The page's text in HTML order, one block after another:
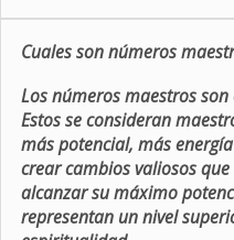
Cuales son números
Los números maestros
Estos se consideran
más potencial, más
crear cambios valiosos
alcanzar su máximo
representan un nivel